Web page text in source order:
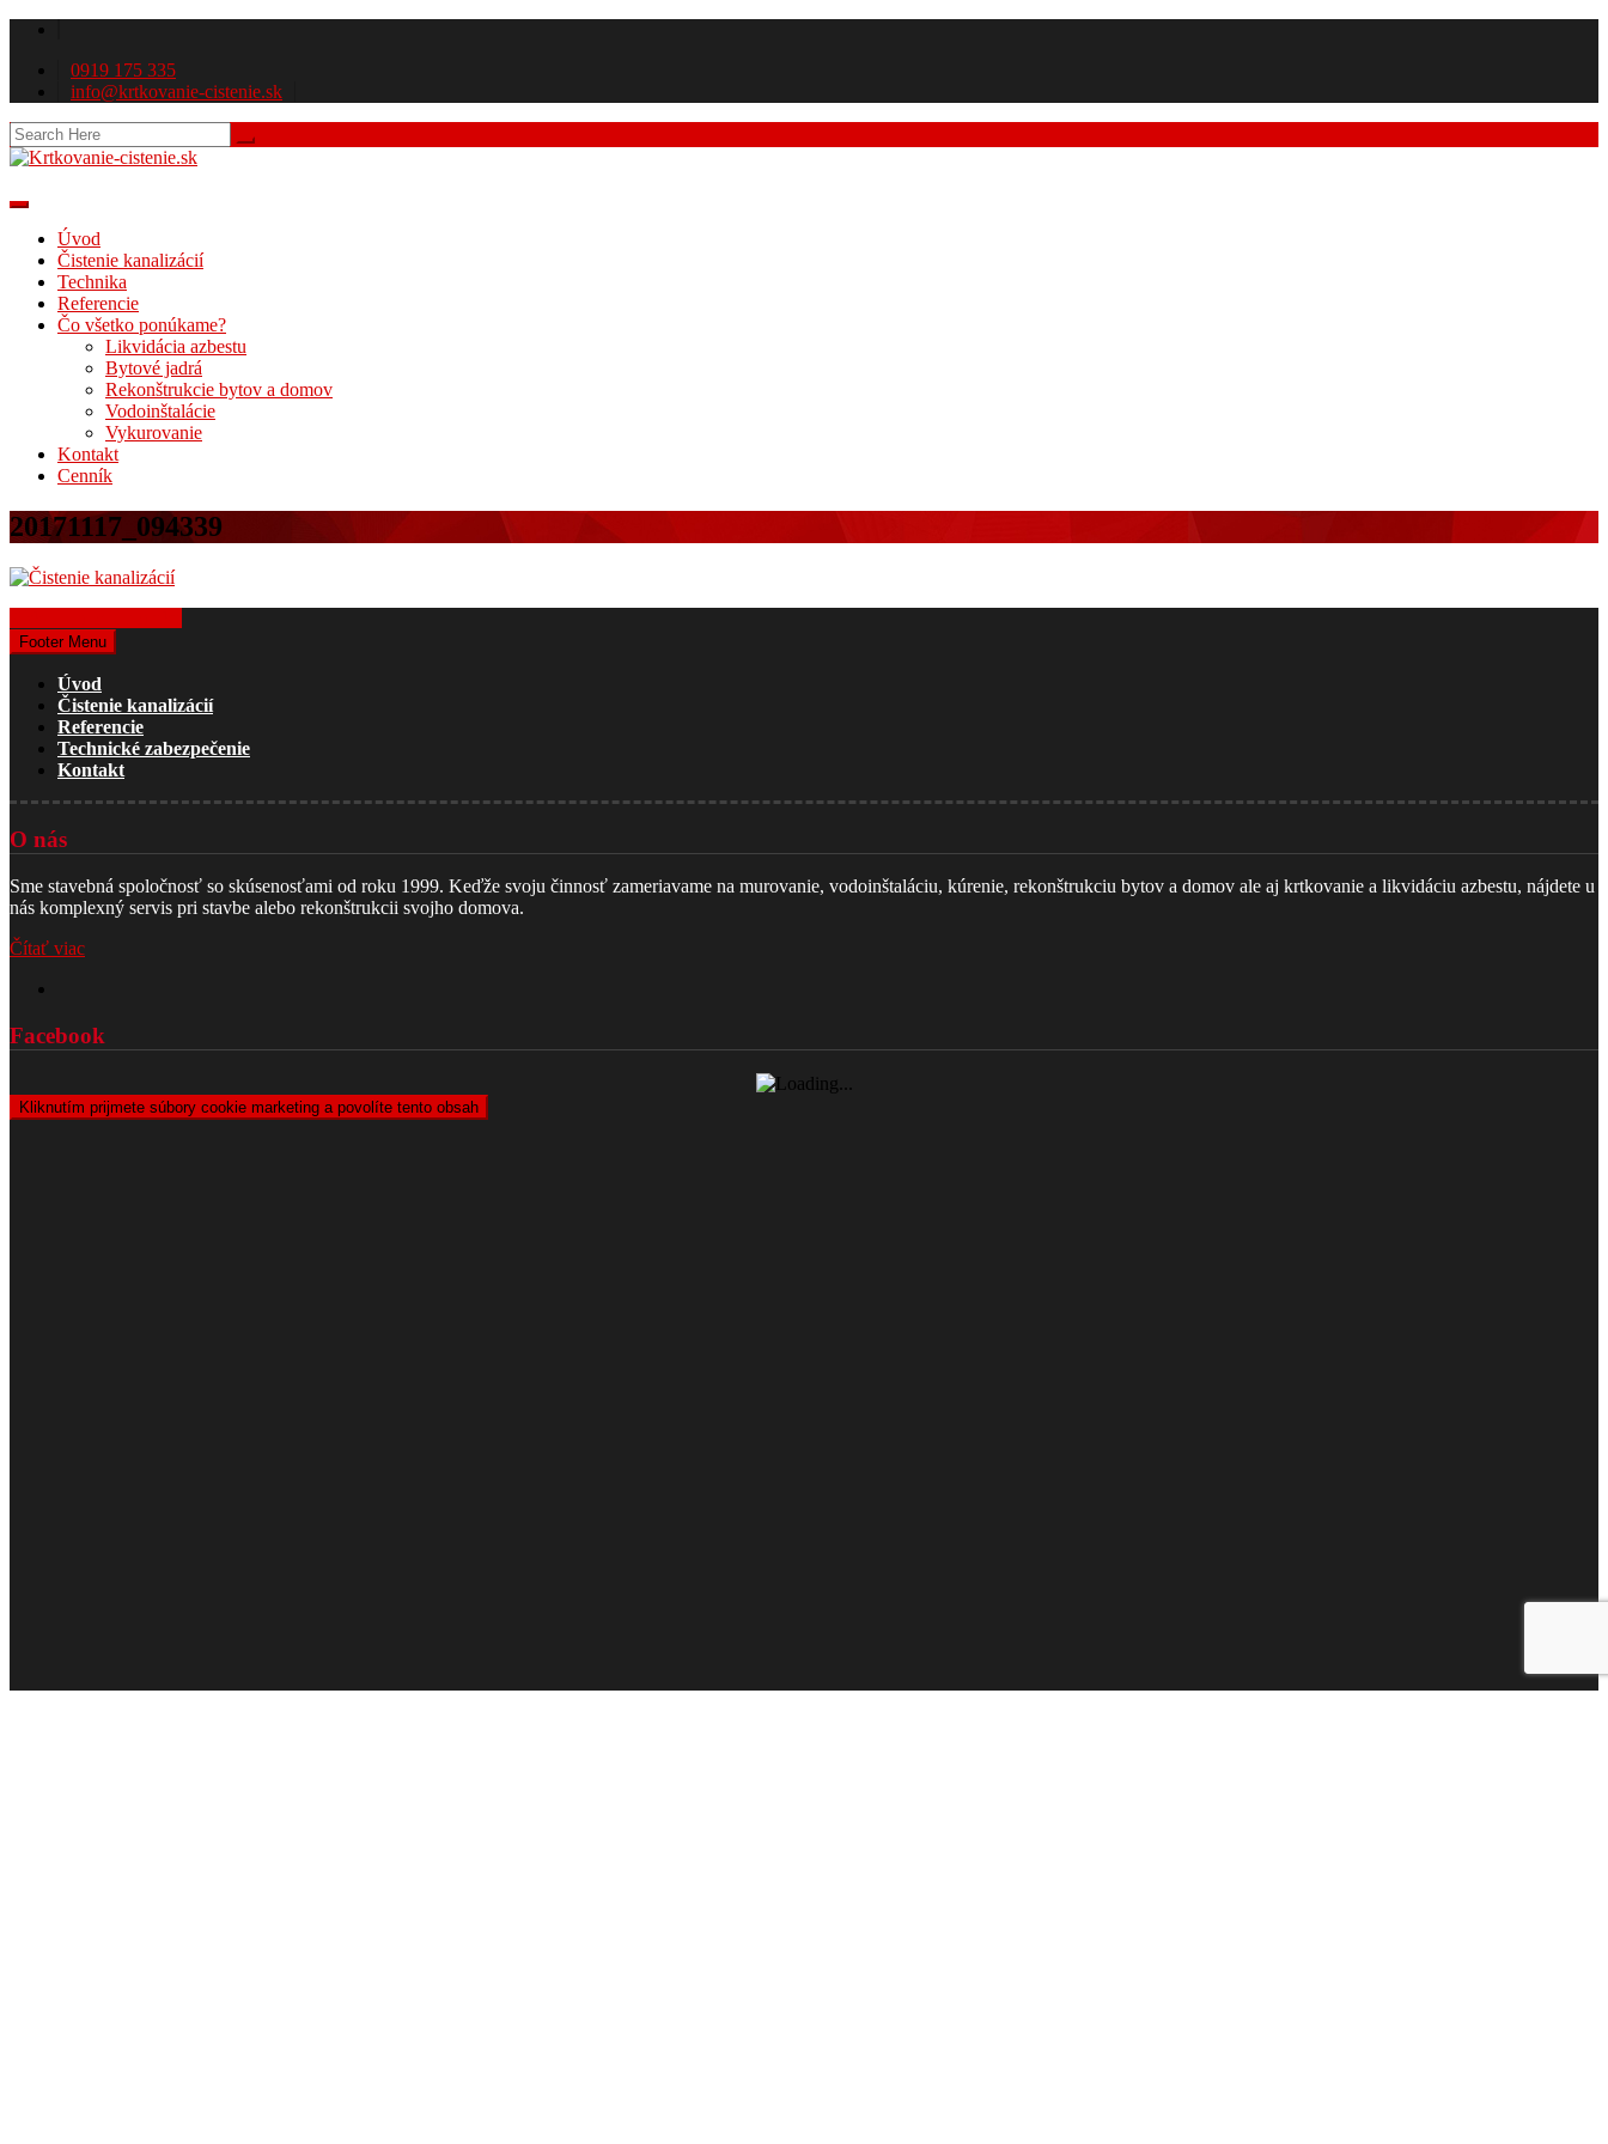
0919 175 335
info@krtkovanie-cistenie.sk
Úvod
Čistenie kanalizácií
Technika
Referencie
Čo všetko ponúkame?
Likvidácia azbestu
Bytové jadrá
Rekonštrukcie bytov a domov
Vodoinštalácie
Vykurovanie
Kontakt
Cenník
20171117_094339
Footer Menu
Úvod
Čistenie kanalizácií
Referencie
Technické zabezpečenie
Kontakt
O nás
Sme stavebná spoločnosť so skúsenosťami od roku 1999. Keďže svoju činnosť zameriavame na murovanie, vodoinštaláciu, kúrenie, rekonštrukciu bytov a domov ale aj krtkovanie a likvidáciu azbestu, nájdete u
nás komplexný servis pri stavbe alebo rekonštrukcii svojho domova.
Čítať viac
Facebook
Kliknutím prijmete súbory cookie marketing a povolíte tento obsah